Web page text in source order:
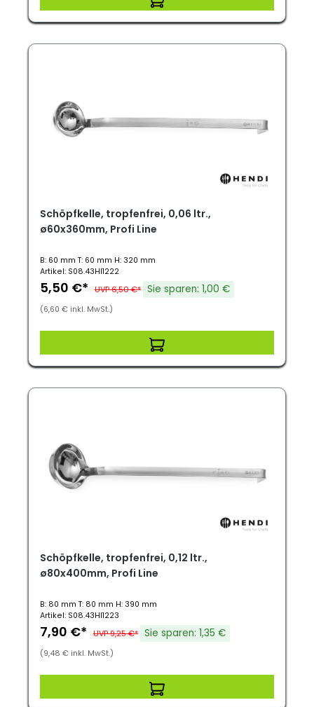
Schöpfkelle, tropfenfrei, 0,06 ltr.,
ø60x360mm, Profi Line
B: 60 mm T: 60 mm H: 320 mm
Artikel: S08.43HI1222
5,50 €* UVP 6,50 €* Sie sparen: 1,00 €
(6,60 € inkl. MwSt.)
Schöpfkelle, tropfenfrei, 0,12 ltr.,
ø80x400mm, Profi Line
B: 80 mm T: 80 mm H: 390 mm
Artikel: S08.43HI1223
7,90 €* UVP 9,25 €* Sie sparen: 1,35 €
(9,48 € inkl. MwSt.)